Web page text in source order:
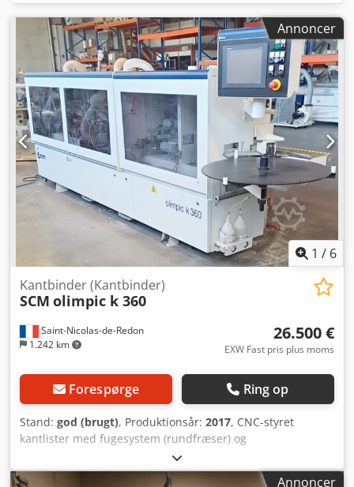
Annoncer
1 / 6
Saint-Nicolas-de-Redon
1.242 km
Kantbinder (Kantbinder)
SCM olimpic k 360
26.500 €
EXW Fast pris plus moms
Forespørge Ring op
Stand: god (brugt), Produktionsår: 2017, CNC-styret
kantlister med fugesystem (rundfræser) og
afrundingsenhed Csdperx S Ipefx Ak Aeha Mærke: SCM
Model: K 360 HP-T-ER1 Serienr.: AH/120944 Ref.: 123304 År:
Annoncer